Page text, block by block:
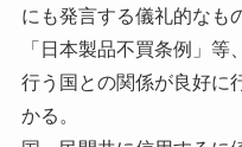
にも発言する儀礼的なも
「日本製品不買条例」
行う国との関係が良好に
かる。